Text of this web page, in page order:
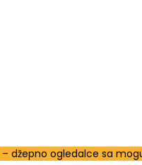
– džepno ogledalce sa